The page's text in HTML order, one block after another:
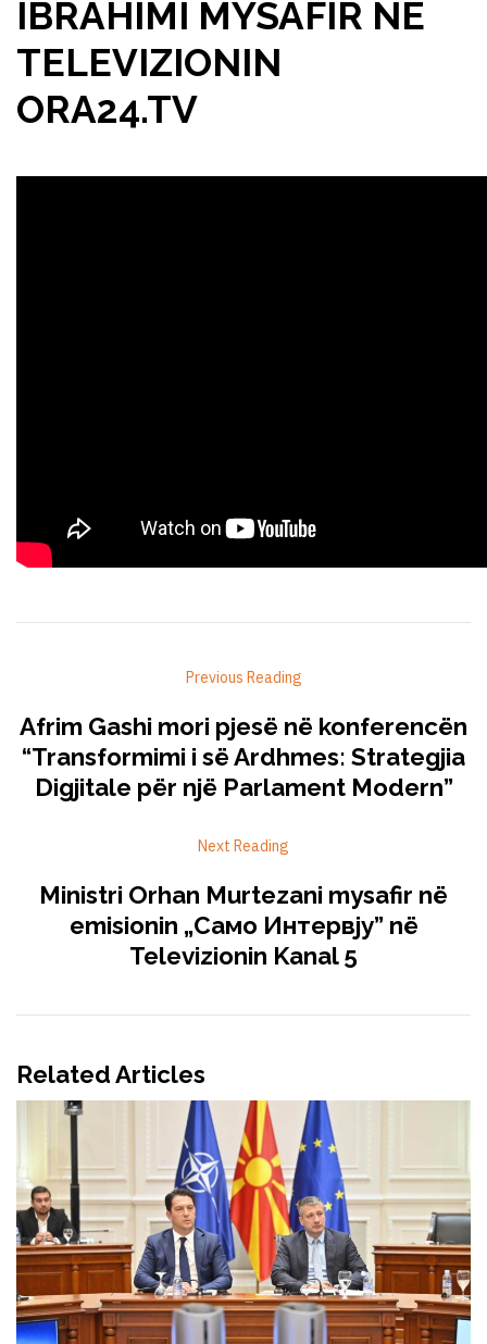
IBRAHIMI MYSAFIR NË
TELEVIZIONIN
ORA24.TV
Previous Reading
Afrim Gashi mori pjesë në konferencën
“Transformimi i së Ardhmes: Strategjia
Digjitale për një Parlament Modern”
Next Reading
Ministri Orhan Murtezani mysafir në
emisionin „Само Интервју” në
Televizionin Kanal 5
Related Articles